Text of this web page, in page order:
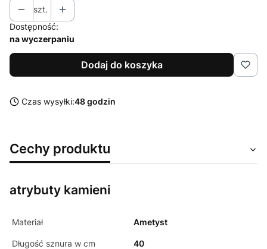
szt.
Dostępność:
na wyczerpaniu
Dodaj do koszyka
Czas wysyłki:48 godzin
Cechy produktu
atrybuty kamieni
Materiał Ametyst
Długość sznura w cm 40